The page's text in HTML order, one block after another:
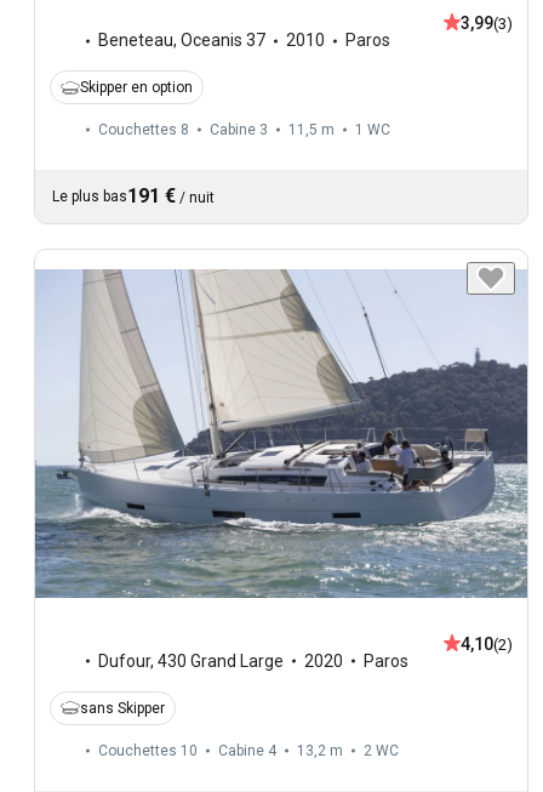
Beneteau, Oceanis 37 2010 Paros
3,99(3)
Skipper en option
Couchettes 8 Cabine 3 11,5 m 1 WC
Le plus bas191 € / nuit
Dufour, 430 Grand Large 2020 Paros
4,10(2)
sans Skipper
Couchettes 10 Cabine 4 13,2 m 2 WC